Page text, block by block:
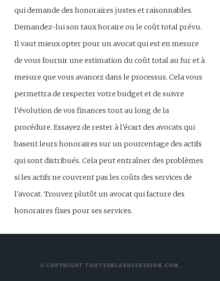
qui demande des honoraires justes et raisonnables.
Demandez-lui son taux horaire ou le coût total prévu.
Il vaut mieux opter pour un avocat qui est en mesure
de vous fournir une estimation du coût total au fur et à
mesure que vous avancez dans le processus. Cela vous
permettra de respecter votre budget et de suivre
l'évolution de vos finances tout au long de la
procédure. Essayez de rester à l'écart des avocats qui
basent leurs honoraires sur un pourcentage des actifs
qui sont distribués. Cela peut entraîner des problèmes
si les actifs ne couvrent pas les coûts des services de
l'avocat. Trouvez plutôt un avocat qui facture des
honoraires fixes pour ses services.
© COPYRIGHT TOUTSURLASUCCESSION.COM.